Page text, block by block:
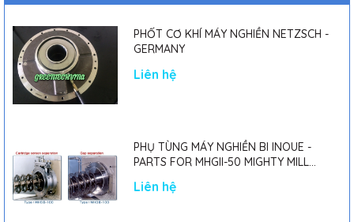
PHỐT CƠ KHÍ MÁY NGHIỀN NETZSCH -
GERMANY
Liên hệ
PHỤ TÙNG MÁY NGHIỀN BI INOUE -
PARTS FOR MHGII-50 MIGHTY MILL
Liên hệ